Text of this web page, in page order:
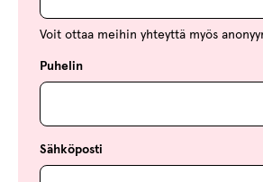
Voit ottaa meihin yhteyttä myös
Puhelin
Sähköposti